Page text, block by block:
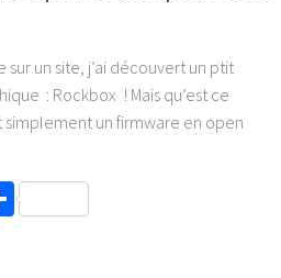
un site, j’ai découvert un ptit
: Rockbox ! Mais qu’est ce
simplement un firmware en open
Partager